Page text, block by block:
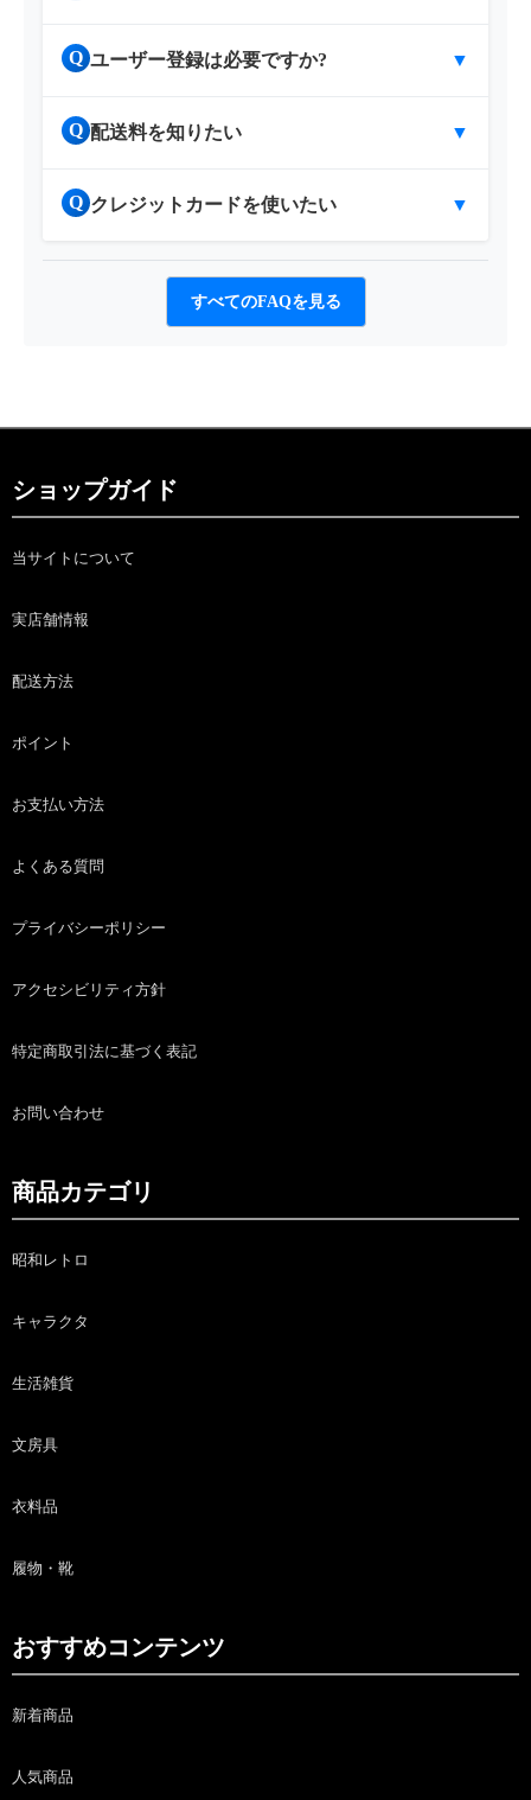
Q ユーザー登録は必要ですか? ▼
Q 配送料を知りたい ▼
Q クレジットカードを使いたい ▼
すべてのFAQを見る
ショップガイド
当サイトについて
実店舗情報
配送方法
ポイント
お支払い方法
よくある質問
プライバシーポリシー
アクセシビリティ方針
特定商取引法に基づく表記
お問い合わせ
商品カテゴリ
昭和レトロ
キャラクタ
生活雑貨
文房具
衣料品
履物・靴
おすすめコンテンツ
新着商品
人気商品